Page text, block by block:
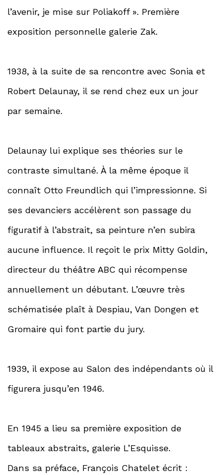
l’avenir, je mise sur Poliakoff ». Première
exposition personnelle galerie Zak.
1938, à la suite de sa rencontre avec Sonia et
Robert Delaunay, il se rend chez eux un jour
par semaine.
Delaunay lui explique ses théories sur le
contraste simultané. À la même époque il
connaît Otto Freundlich qui l’impressionne. Si
ses devanciers accélèrent son passage du
figuratif à l’abstrait, sa peinture n’en subira
aucune influence. Il reçoit le prix Mitty Goldin,
directeur du théâtre ABC qui récompense
annuellement un débutant. L’œuvre très
schématisée plaît à Despiau, Van Dongen et
Gromaire qui font partie du jury.
1939, il expose au Salon des indépendants où il
figurera jusqu’en 1946.
En 1945 a lieu sa première exposition de
tableaux abstraits, galerie L’Esquisse.
Dans sa préface, François Chatelet écrit :